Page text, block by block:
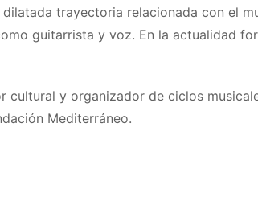
trayectoria relacionada con el
guitarrista y voz. En la actualidad
cultural y organizador de ciclos
Mediterráneo.